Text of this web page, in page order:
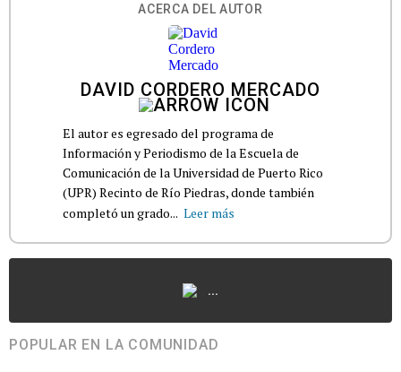
ACERCA DEL AUTOR
DAVID CORDERO MERCADO
El autor es egresado del programa de
Información y Periodismo de la Escuela de
Comunicación de la Universidad de Puerto Rico
(UPR) Recinto de Río Piedras, donde también
completó un grado... Leer más
...
POPULAR EN LA COMUNIDAD